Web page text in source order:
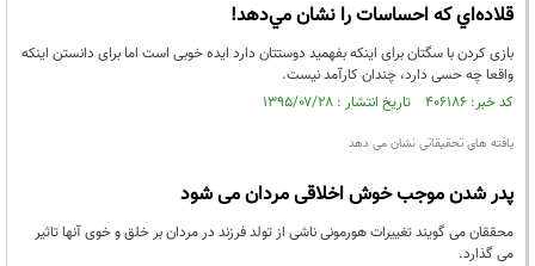
قلاده‌اي كه احساسات را نشان مي‌دهد!
بازی کردن با سگتان برای اینکه بفهمید دوستتان دارد ایده خوبی است اما برای دانستن اینکه
واقعا چه حسی دارد، چندان کارآمد نیست.
کد خبر: ۴۰۶۱۸۶ تاریخ انتشار : ۱۳۹۵/۰۷/۲۸
یافته های تحقیقاتی نشان می دهد
پدر شدن موجب خوش اخلاقی مردان می شود
محققان می گویند تغییرات هورمونی ناشی از تولد فرزند در مردان بر خلق و خوی آنها تاثیر
می گذارد.